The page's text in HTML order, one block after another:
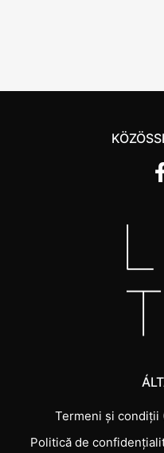
Termeni și condiții
Politică de